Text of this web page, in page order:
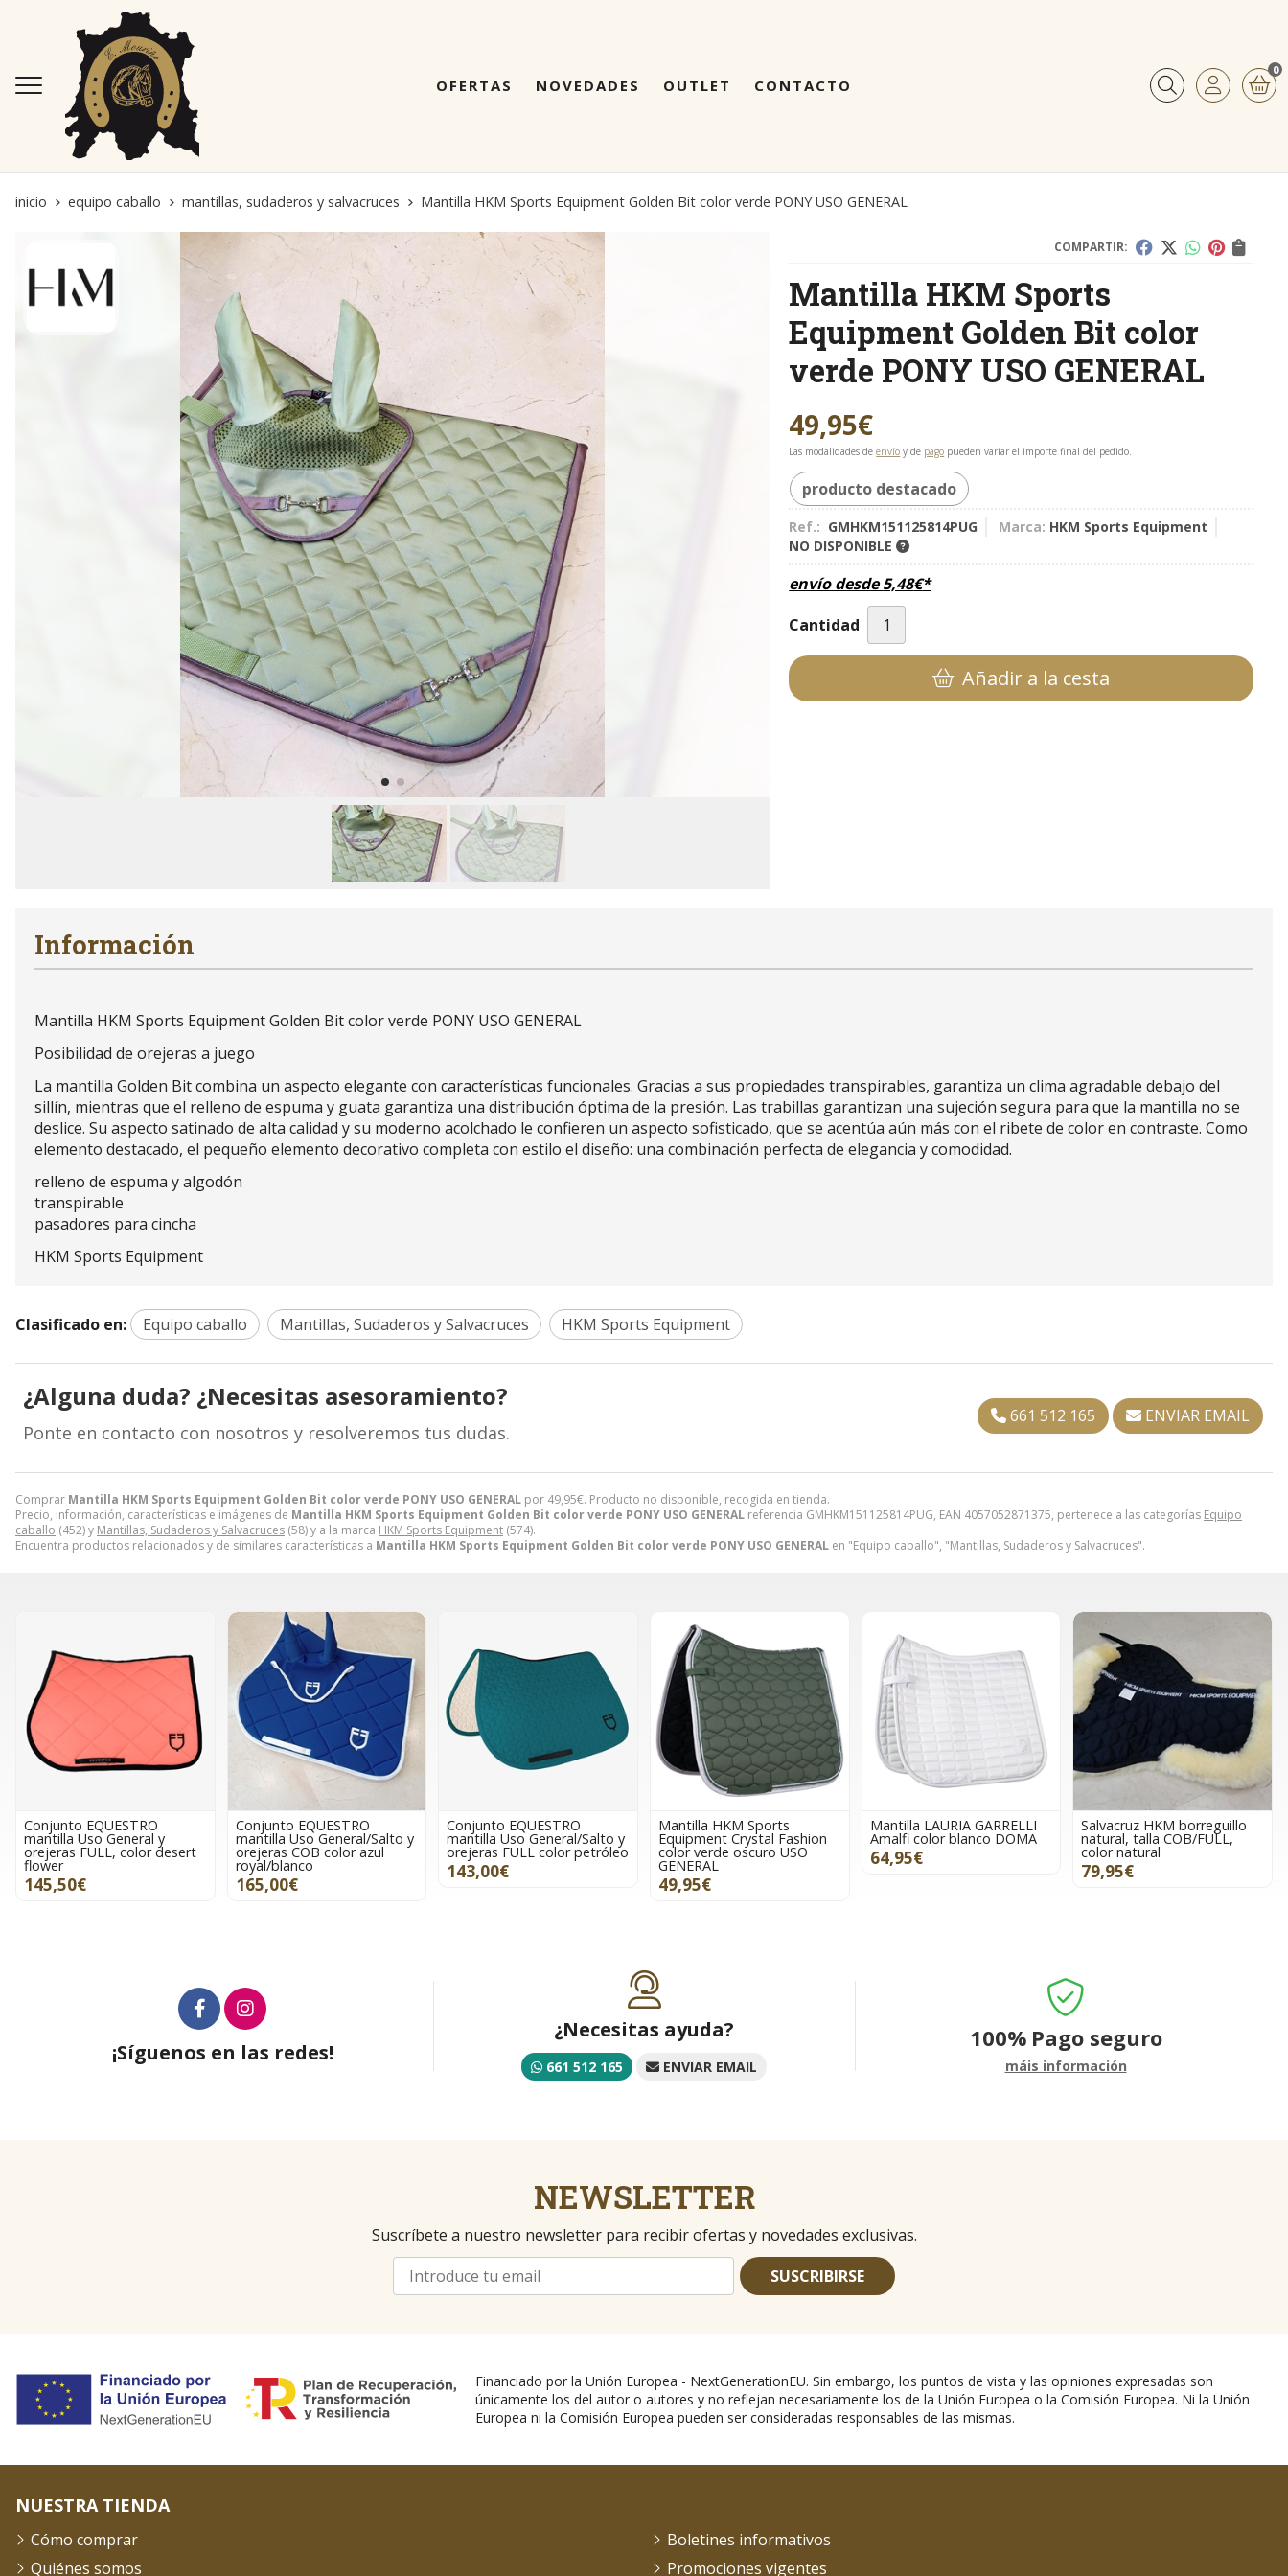
OFERTAS NOVEDADES OUTLET CONTACTO Buscar
0
inicio equipo caballo mantillas, sudaderos y salvacruces Mantilla HKM Sports Equipment Golden Bit color verde PONY USO GENERAL
COMPARTIR:
Mantilla HKM Sports
Equipment Golden Bit color
verde PONY USO GENERAL
49,95€
Las modalidades deenvío y de pago pueden variar el importe final del pedido.
producto destacado
Ref.: GMHKM151125814PUG Marca: HKM Sports Equipment
NO DISPONIBLE
envío desde5,48€*
Cantidad
Añadir a la cesta
Comprar Mantilla HKM Sports Equipment Golden Bit color verde PONY USO GENERAL por 49,95€. Producto no disponible, recogida en tienda.
Precio, información, características e imágenes de Mantilla HKM Sports Equipment Golden Bit color verde PONY USO GENERAL referencia GMHKM151125814PUG, EAN 4057052871375, pertenece a las categorías Equipo
caballo (452) y Mantillas, Sudaderos y Salvacruces (58) y a la marca HKM Sports Equipment (574).
Encuentra productos relacionados y de similares características a Mantilla HKM Sports Equipment Golden Bit color verde PONY USO GENERAL en "Equipo caballo", "Mantillas, Sudaderos y Salvacruces".
Información
Mantilla HKM Sports Equipment Golden Bit color verde PONY USO GENERAL
Posibilidad de orejeras a juego
La mantilla Golden Bit combina un aspecto elegante con características funcionales. Gracias a sus propiedades transpirables, garantiza un clima agradable debajo del
sillín, mientras que el relleno de espuma y guata garantiza una distribución óptima de la presión. Las trabillas garantizan una sujeción segura para que la mantilla no se
deslice. Su aspecto satinado de alta calidad y su moderno acolchado le confieren un aspecto sofisticado, que se acentúa aún más con el ribete de color en contraste. Como
elemento destacado, el pequeño elemento decorativo completa con estilo el diseño: una combinación perfecta de elegancia y comodidad.
relleno de espuma y algodón
transpirable
pasadores para cincha
HKM Sports Equipment
Clasificado en: Equipo caballo Mantillas, Sudaderos y Salvacruces HKM Sports Equipment
¿Alguna duda? ¿Necesitas asesoramiento?
Ponte en contacto con nosotros y resolveremos tus dudas.
661 512 165 ENVIAR EMAIL
Conjunto EQUESTRO
mantilla Uso General y
orejeras FULL, color desert
flower
145,50€
Conjunto EQUESTRO
mantilla Uso General/Salto y
orejeras COB color azul
royal/blanco
165,00€
Conjunto EQUESTRO
mantilla Uso General/Salto y
orejeras FULL color petróleo
143,00€
Mantilla HKM Sports
Equipment Crystal Fashion
color verde oscuro USO
GENERAL
49,95€
Mantilla LAURIA GARRELLI
Amalfi color blanco DOMA
64,95€
Salvacruz HKM borreguillo
natural, talla COB/FULL,
color natural
79,95€
¡Síguenos en las redes!
¿Necesitas ayuda?
661 512 165 ENVIAR EMAIL
100% Pago seguro
máis información
NEWSLETTER
Suscríbete a nuestro newsletter para recibir ofertas y novedades exclusivas.
SUSCRIBIRSE
Financiado por la Unión Europea - NextGenerationEU. Sin embargo, los puntos de vista y las opiniones expresadas son
únicamente los del autor o autores y no reflejan necesariamente los de la Unión Europea o la Comisión Europea. Ni la Unión
Europea ni la Comisión Europea pueden ser consideradas responsables de las mismas.
NUESTRA TIENDA
Cómo comprar
Quiénes somos
Boletines informativos
Promociones vigentes